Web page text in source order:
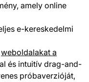
amely online
e-kereskedelmi
weboldalakat a
és intuitív drag-and-
próbaverzióját,